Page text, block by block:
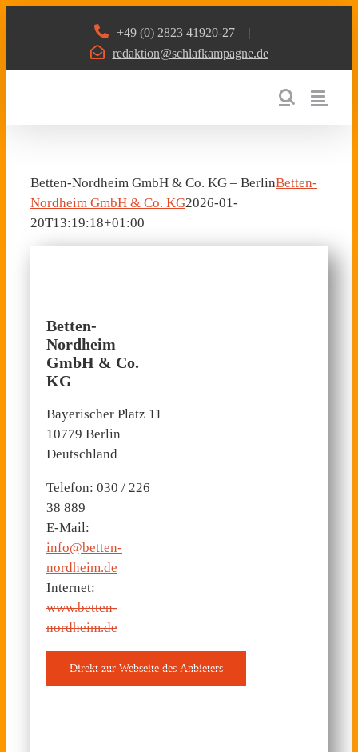
+49 (0) 2823 41920-27
|
redaktion@schlafkampagne.de
Betten-Nordheim GmbH & Co. KG – BerlinBetten-
Nordheim GmbH & Co. KG2026-01-
20T13:19:18+01:00
Betten-
Nordheim
GmbH & Co.
KG
Bayerischer Platz 11
10779 Berlin
Deutschland
Telefon: 030 / 226
38 889
E-Mail:
info@betten-
nordheim.de
Internet:
www.betten-
nordheim.de